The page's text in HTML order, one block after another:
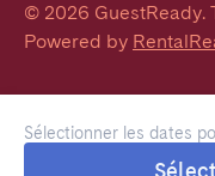
Sélectionner les dates
© 2026 GuestReady.
Powered by